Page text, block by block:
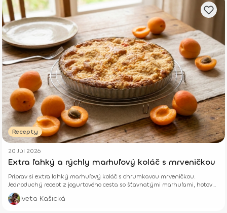
Recepty
20 Júl 2026
Extra ľahký a rýchly marhuľový koláč s mrveničkou
Priprav si extra ľahký marhuľový koláč s chrumkavou mrveničkou.
Jednoduchý recept z jogurtového cesta so šťavnatými marhuľami, hotový
z pár surovín.
Iveta Kašická